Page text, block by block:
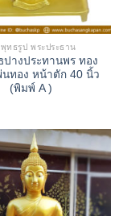
ทธรูป พระประธาน
ปางประทานพร ทอง
นทอง หน้าตัก 40 นิ้ว
(พิมพ์ A )